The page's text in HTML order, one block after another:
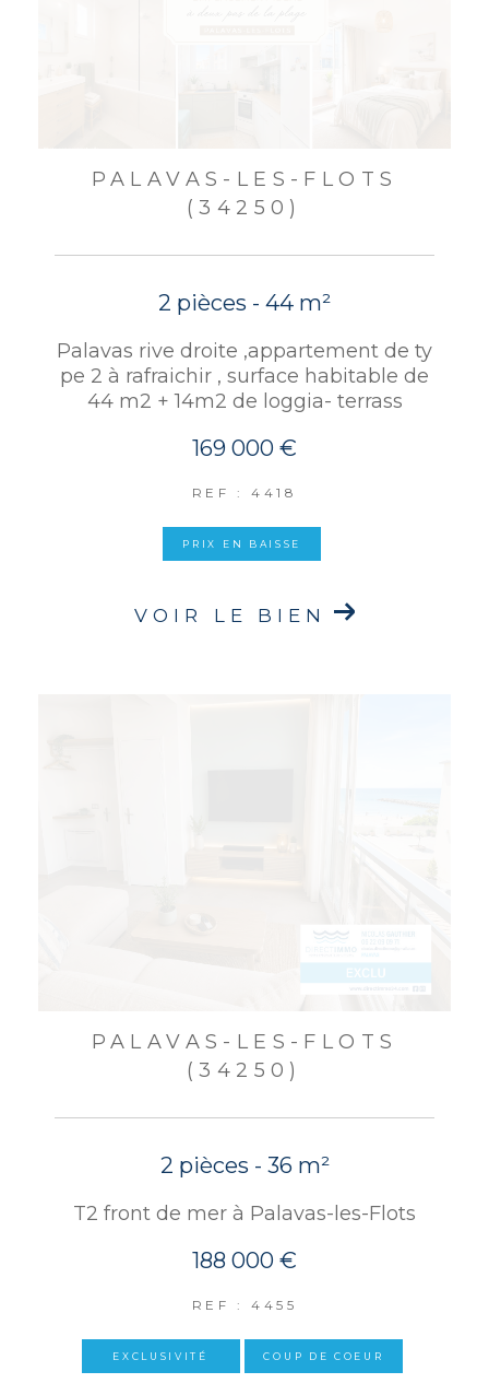
PALAVAS-LES-FLOTS
(34250)
2 pièces - 44 m²
Palavas rive droite ,appartement de ty
pe 2 à rafraichir , surface habitable de
44 m2 + 14m2 de loggia- terrass
169 000 €
REF : 4418
PRIX EN BAISSE
VOIR LE BIEN
PALAVAS-LES-FLOTS
(34250)
2 pièces - 36 m²
T2 front de mer à Palavas-les-Flots
188 000 €
REF : 4455
EXCLUSIVITÉ COUP DE COEUR